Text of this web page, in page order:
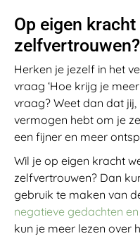
Op eigen
zelfvertrouwen?
Herken je jezelf in het
vraag ‘Hoe krijg je
vraag? Weet dan dat
vermogen hebt om je
een fijner en meer
Wil je op eigen kracht
zelfvertrouwen? Dan
gebruik te maken van
negatieve gedachten
kun je meer lezen over